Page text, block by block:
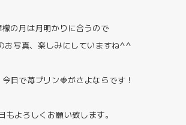
檬の月は月明かりに合うので
お写真、楽しみにしていますね^^
日で苺プリン🍓がさよならです！
もよろしくお願い致します。